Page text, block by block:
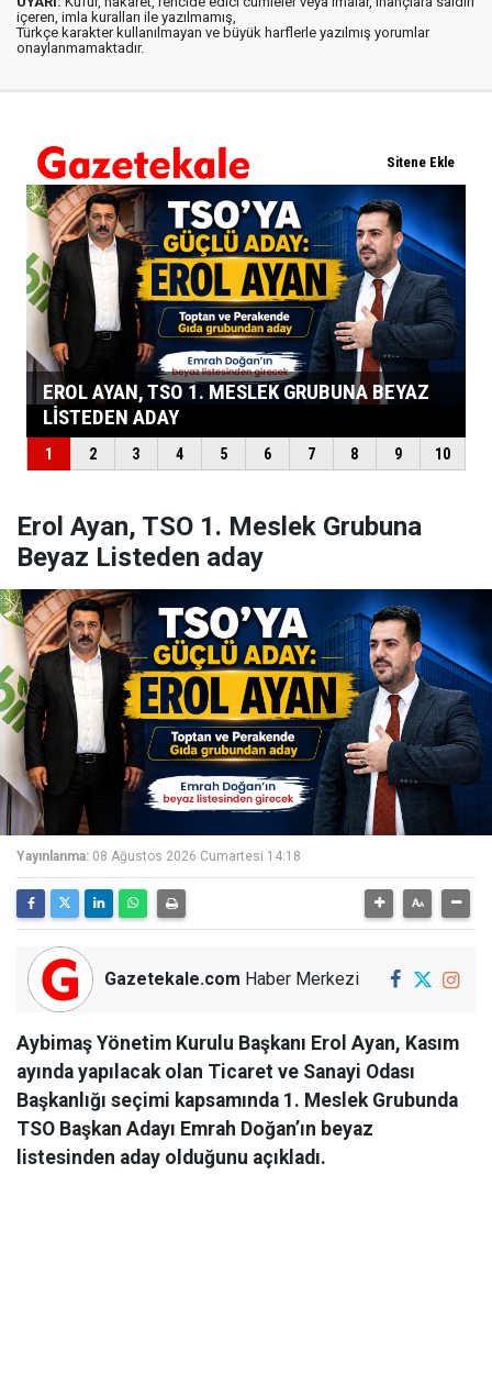
içeren, imla kuralları ile yazılmamış,
Türkçe karakter kullanılmayan ve büyük harflerle yazılmış yorumlar
onaylanmamaktadır.
Erol Ayan, TSO 1. Meslek Grubuna
Beyaz Listeden aday
Yayınlanma: 08 Ağustos 2026 Cumartesi 14:18
Gazetekale.com Haber Merkezi
Aybimaş Yönetim Kurulu Başkanı Erol Ayan, Kasım
ayında yapılacak olan Ticaret ve Sanayi Odası
Başkanlığı seçimi kapsamında 1. Meslek Grubunda
TSO Başkan Adayı Emrah Doğan’ın beyaz
listesinden aday olduğunu açıkladı.